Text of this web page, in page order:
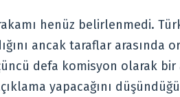
henüz belirlenmedi.
ancak taraflar arasında
defa komisyon olarak
yapacağını